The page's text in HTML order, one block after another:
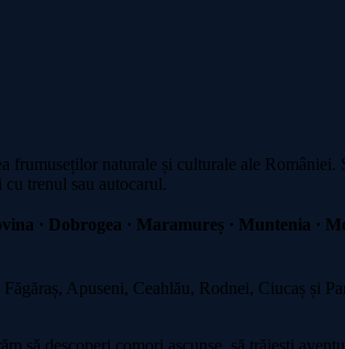
frumuseților naturale și culturale ale României.
trenul sau autocarul.
· Dobrogea · Maramureș · Muntenia ·
Apuseni, Ceahlău, Rodnei, Ciucaș și
să descoperi comori ascunse, să trăiești